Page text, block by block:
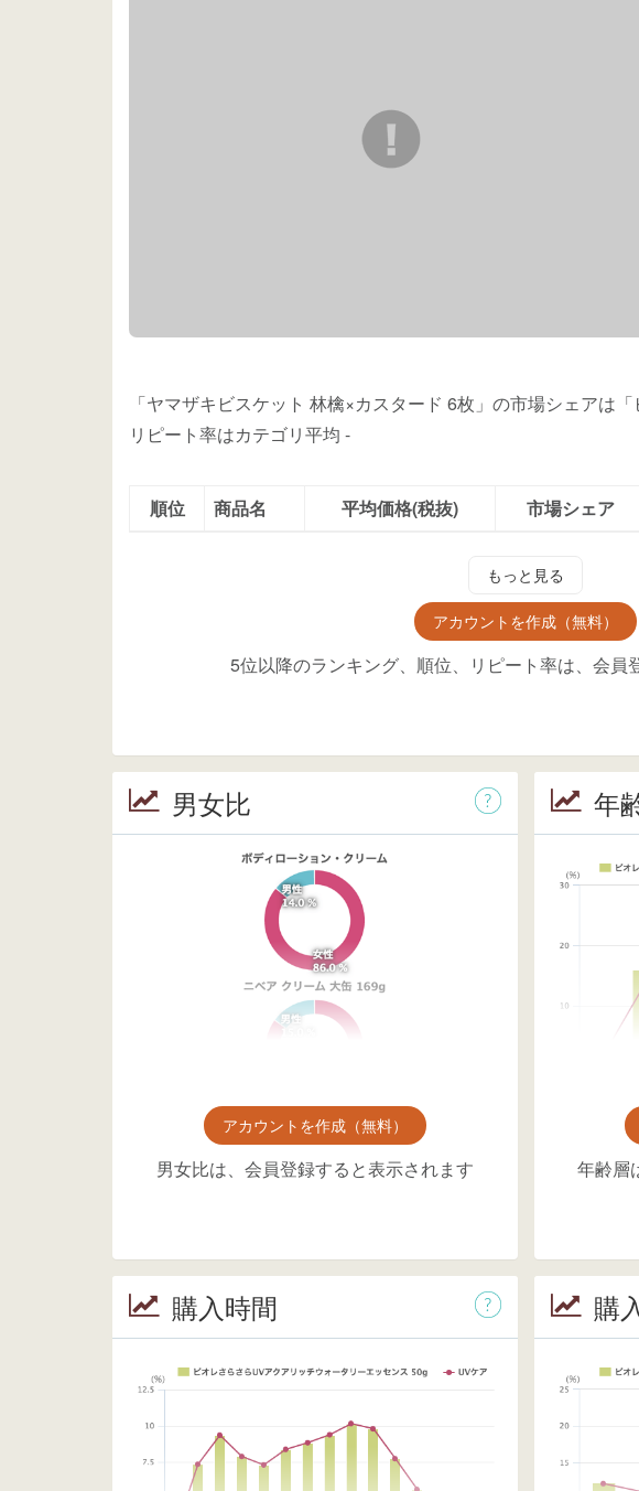
「ヤマザキビスケット 林檎×カスタード 6枚」の市場シェアは「
リピート率はカテゴリ平均 -
順位 商品名 平均価格(税抜) 市場シェア
もっと見る
アカウントを作成（無料）
5位以降のランキング、順位、リピート率は、会員
男女比
アカウントを作成（無料）
男女比は、会員登録すると表示されます
年
年齢層
購入時間 購